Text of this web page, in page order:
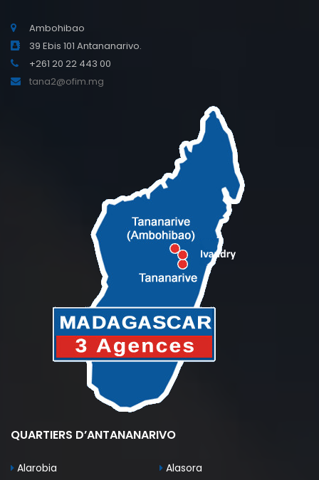
Ambohibao
39 Ebis 101 Antananarivo.
+261 20 22 443 00
tana2@ofim.mg
QUARTIERS D’ANTANANARIVO
Alarobia Alasora